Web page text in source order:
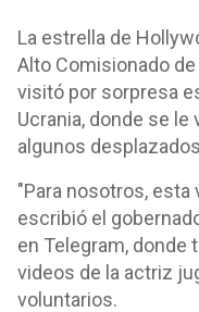
La estrella de
Alto Comisionado
visitó por sorpresa
Ucrania, donde se le
algunos
"Para nosotros, esta
escribió el
en Telegram,
videos de la actriz
voluntarios.